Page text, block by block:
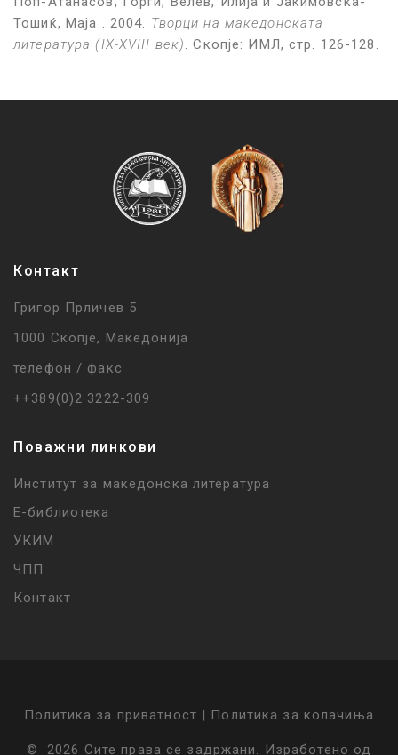
Тошиќ, Маја . 2004. Творци на македонската
литература (IX-XVIII век)
. Скопје: ИМЛ, стр. 126-128.
Контакт
Григор Прличев 5
1000 Скопје, Македонија
телефон / факс
++389(0)2 3222-309
Поважни линкови
Институт за македонска литература
Е-библиотека
УКИМ
ЧПП
Контакт
©2026 Сите права се задржани. Изработено од
Политика за приватност | Политика за колачиња